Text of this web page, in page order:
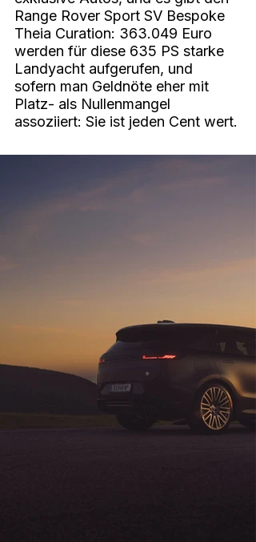
Range Rover Sport SV Bespoke
Theia Curation: 363.049 Euro
werden für diese 635 PS starke
Landyacht aufgerufen, und
sofern man Geldnöte eher mit
Platz- als Nullenmangel
assoziiert: Sie ist jeden Cent wert.